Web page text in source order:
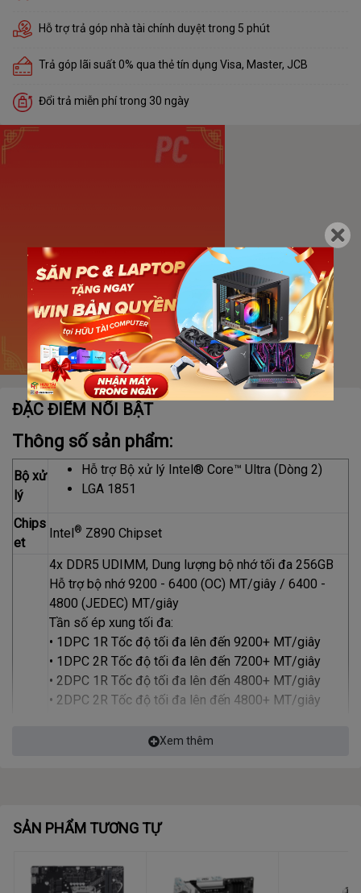
Hỗ trợ trả góp nhà tài chính duyệt trong 5 phút
Trả góp lãi suất 0% qua thẻ tín dụng Visa, Master, JCB
Đổi trả miễn phí trong 30 ngày
ĐẶC ĐIỂM NỔI BẬT
Thông số sản phẩm:
Bộ xử
lý
Hỗ trợ Bộ xử lý Intel® Core™ Ultra (Dòng 2)
LGA 1851
Chips
et
Intel® Z890 Chipset
4x DDR5 UDIMM, Dung lượng bộ nhớ tối đa 256GB
Hỗ trợ bộ nhớ 9200 - 6400 (OC) MT/giây / 6400 -
4800 (JEDEC) MT/giây
Tần số ép xung tối đa:
• 1DPC 1R Tốc độ tối đa lên đến 9200+ MT/giây
• 1DPC 2R Tốc độ tối đa lên đến 7200+ MT/giây
• 2DPC 1R Tốc độ tối đa lên đến 4800+ MT/giây
• 2DPC 2R Tốc độ tối đa lên đến 4800+ MT/giây
Hỗ trợ Intel POR Speed ​​và JEDEC Speed
Hỗ trợ ép xung bộ nhớ và Intel XMP 3.0
• Khả năng tương thích bộ nhớ và tốc độ được hỗ trợ
Xem thêm
SẢN PHẨM TƯƠNG TỰ